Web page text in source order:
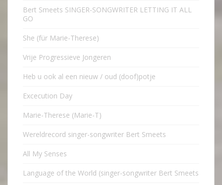
Bert Smeets SINGER-SONGWRITER LETTING IT ALL
GO
She (für Marie-Therese)
Vrije Progressieve Jongeren
Heb u ook al een nieuw / oud (doof)potje
Excecution Day
Marie-Therese (Marie-T)
Wereldrecord singer-songwriter Bert Smeets
All My Senses
Language of the World (singer-songwriter Bert Smeets